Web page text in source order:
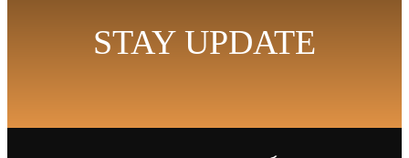
STAY UPDATE